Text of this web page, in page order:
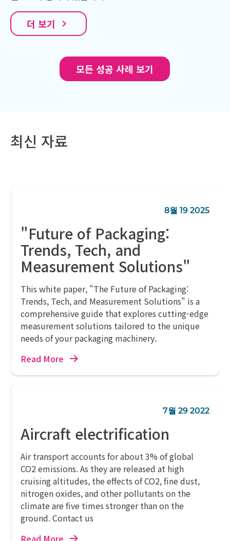
더 보기 navigate_next
모든 성공 사례 보기
최신 자료
8월 19 2025
"Future of Packaging:
Trends, Tech, and
Measurement Solutions"
This white paper, "The Future of Packaging:
Trends, Tech, and Measurement Solutions" is a
comprehensive guide that explores cutting-edge
measurement solutions tailored to the unique
needs of your packaging machinery.
Read More
7월 29 2022
Aircraft electrification
Air transport accounts for about 3% of global
CO2 emissions. As they are released at high
cruising altitudes, the effects of CO2, fine dust,
nitrogen oxides, and other pollutants on the
climate are five times stronger than on the
ground. Contact us